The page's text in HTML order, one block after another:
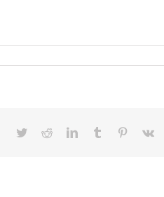
Facebook
TwitterRedditLinkedInTumblr Pinterest
Vk